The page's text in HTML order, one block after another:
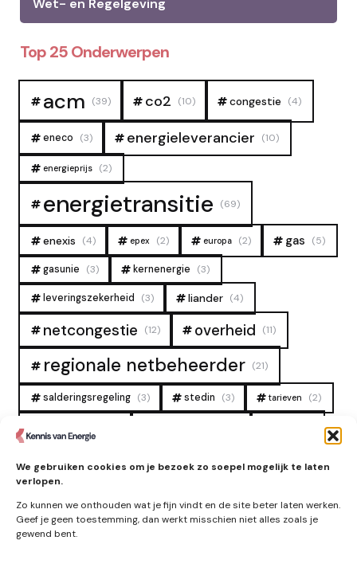
We gebruiken cookies om je bezoek zo soepel mogelijk te laten
verlopen.
Zo kunnen we onthouden wat je fijn vindt en de site beter laten werken.
Geef je geen toestemming, dan werkt misschien niet alles zoals je
gewend bent.
Wet- en Regelgeving
Top 25 Onderwerpen
acm (39) co2 (10) congestie (4)
eneco (3) energieleverancier (10)
energieprijs (2)
energietransitie (69)
enexis (4) epex (2) europa (2) gas (5)
gasunie (3) kernenergie (3)
leveringszekerheid (3) liander (4)
netcongestie (12) overheid (11)
regionale netbeheerder (21)
salderingsregeling (3) stedin (3) tarieven (2)
tennet
zonne-energie (9)